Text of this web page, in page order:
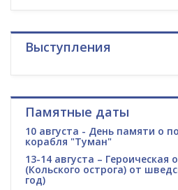
Выступления
Памятные даты
10 августа - День памяти о
корабля "Туман"
13-14 августа – Героическая
(Кольского острога) от
год)